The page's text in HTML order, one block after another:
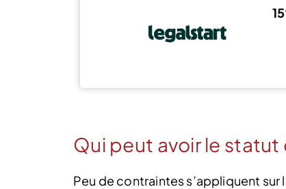
Qui peut avoir le statut
Peu de contraintes s’appliquent